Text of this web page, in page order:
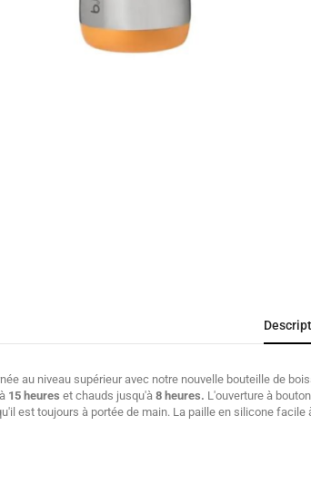
au niveau supérieur avec notre nouvelle bouteille de
15 heures et chauds jusqu'à 8 heures. L'ouverture à
est toujours à portée de main. La paille en silicone